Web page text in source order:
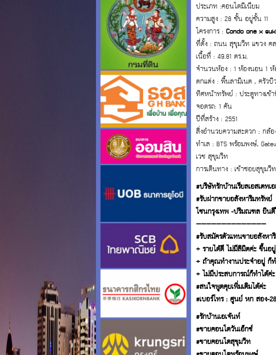
ประเภท :คอนโดมิเนียม
ความสูง : 28 ชั้น อยู่ชั้น 11
โครงการ :Condo one x
ที่ตั้ง : ถนน สุขุมวิท แขวง คล
เนื้อที่ : 49.81 ตร.ม.
จำนวนห้อง : 1 ห้องนอน 1 ห้
ตกแต่ง : พื้นลามิเนต , ครัว
ทิศหน้าทรัพย์ : ประตูทางเข้
จอดรถ: 1 คัน
ปีที่สร้าง : 2551
สิ่งอำนวยความสะดวก : กล้
ทำเล : BTS พร้อมพงษ์,
เวช สุขุมวิท
การเดินทาง : เข้าซอยสุขุม
#บริษัทรักบ้านเรียลเอสเตทเ
#รับฝากขายอสังหาริมทรัพย์
โซนกรุงเทพ -ปริมณฑล ยิน
——————————————
#รับสมัครตัวแทนขายอสังหา
+ รายได้ดี ไม่มีลิมิตค่ะ ขึ้นอ
+ ถ้าคุณทำงานประจำอยู่ ก็
+ ไม่มีประสบการณ์ก็ทำได้ค่ะ
#สนใจพูดคุยเพิ่มเติมได้ค่ะ
#เบอร์โทร : ศูนย์ หก สอง-
#รักบ้านเอเจ้นท์
#ขายคอนโดวันเอ็กซ์
#ขายคอนโดสุขุมวิท